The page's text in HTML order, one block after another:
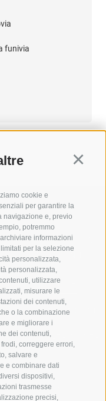
cookie e
per garantire la
navigazione e, previo
potremmo
informazioni
per la selezione
personalizzata,
personalizzata,
utilizzare
misurare le
dei contenuti,
o la combinazione
e migliorare i
dei contenuti,
correggere errori,
salvare e
e combinare dati
dispositivi,
trasmesse
precisi,
funivia
SPORT E
MOMENTI
SCIARE
ESCURSIONI
ALTA
BIKE
FONDO